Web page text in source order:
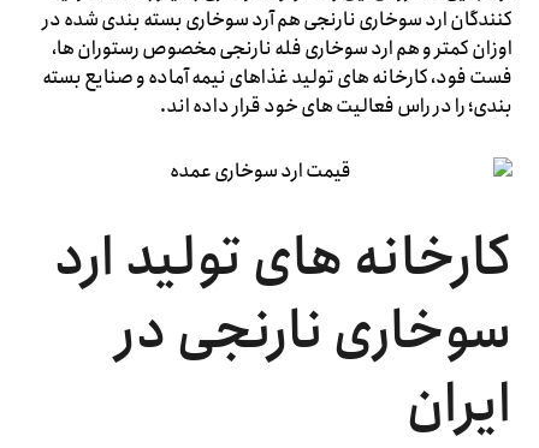
کنندگان ارد سوخاری نارنجی هم آرد سوخاری بسته بندی شده در
اوزان کمتر و هم ارد سوخاری فله نارنجی مخصوص رستوران ها،
فست فود، کارخانه های تولید غذاهای نیمه آماده و صنایع بسته
بندی؛ را در راس فعالیت های خود قرار داده اند.
کارخانه های تولید ارد
سوخاری نارنجی در
ایران